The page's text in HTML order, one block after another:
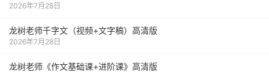
2026年7月28日
龙树老师千字文（视频+文字稿）高清版
2026年7月28日
龙树老师《作文基础课+进阶课》高清版